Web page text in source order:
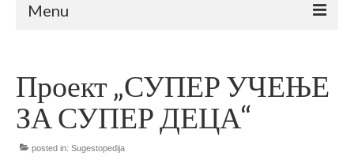
Menu
News
Projects
Sugestopedija
Проект „СУПЕР УЧЕЊЕ
ЗА СУПЕР ДЕЦА“
posted in: Sugestopedija